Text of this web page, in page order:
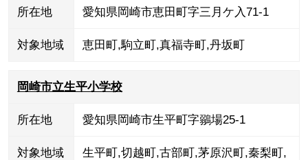
所在地 愛知県岡崎市恵田町字三月ケ入71-1
対象地域 恵田町,駒立町,真福寺町,丹坂町
岡崎市立生平小学校
所在地 愛知県岡崎市生平町字鶸場25-1
対象地域 生平町,切越町,古部町,茅原沢町,秦梨町,